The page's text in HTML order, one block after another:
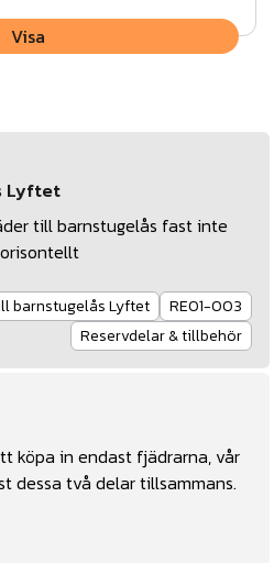
Visa
Lyftet
till barnstugelås fast inte
barnstugelås Lyftet
RE01-003
Reservdelar & tillbehör
köpa in endast fjädrarna, vår
dessa två delar tillsammans.